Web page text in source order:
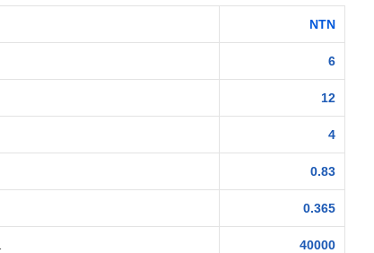
NTN
6
12
4
0.83
0.365
40000